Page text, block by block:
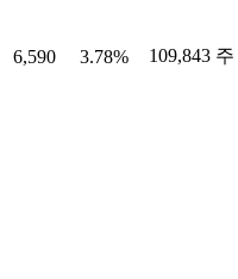
6,590 3.78% 109,843 주